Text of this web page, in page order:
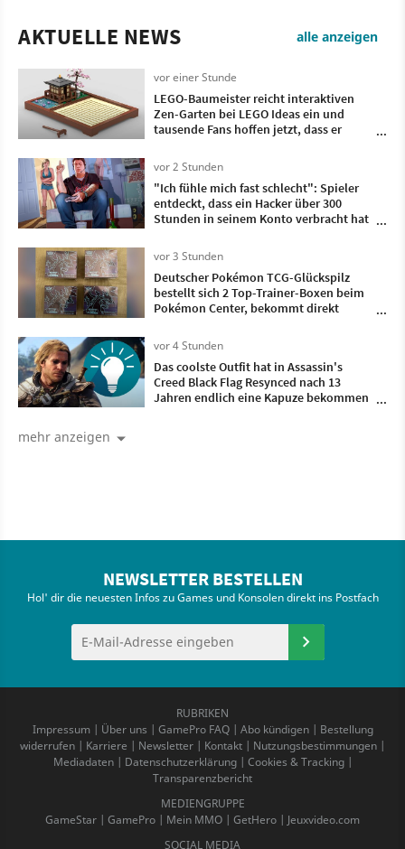
AKTUELLE NEWS alle anzeigen
vor einer Stunde
LEGO-Baumeister reicht interaktiven
Zen-Garten bei LEGO Ideas ein und
tausende Fans hoffen jetzt, dass er
vor 2 Stunden
"Ich fühle mich fast schlecht": Spieler
entdeckt, dass ein Hacker über 300
Stunden in seinem Konto verbracht hat
vor 3 Stunden
Deutscher Pokémon TCG-Glückspilz
bestellt sich 2 Top-Trainer-Boxen beim
Pokémon Center, bekommt direkt
vor 4 Stunden
Das coolste Outfit hat in Assassin's
Creed Black Flag Resynced nach 13
Jahren endlich eine Kapuze bekommen
mehr anzeigen
NEWSLETTER BESTELLEN
Hol' dir die neuesten Infos zu Games und Konsolen direkt ins Postfach
RUBRIKEN
Impressum| Über uns | GamePro FAQ| Abo kündigen| Bestellung
widerrufen | Karriere | Newsletter | Kontakt | Nutzungsbestimmungen |
Mediadaten| Datenschutzerklärung| Cookies & Tracking|
Transparenzbericht
MEDIENGRUPPE
GameStar | GamePro | Mein MMO | GetHero | Jeuxvideo.com
SOCIAL MEDIA